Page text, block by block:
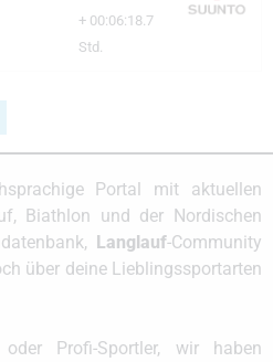
+ 00:06:18.7
Std.
Portal mit aktuellen
Biathlon und der Nordischen
Langlauf-Community
über deine Lieblingssportarten
oder Profi-Sportler, wir haben